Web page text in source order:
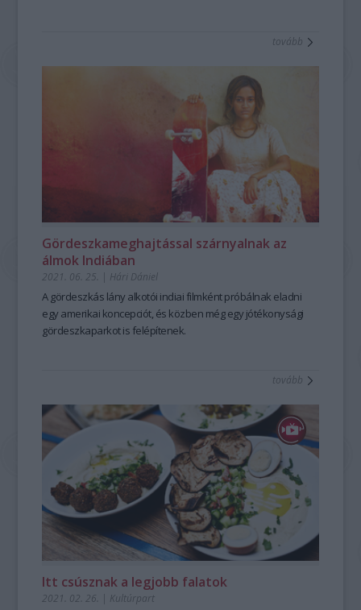
tovább
Gördeszkameghajtással szárnyalnak az
álmok Indiában
2021. 06. 25. | Hári Dániel
A gördeszkás lány alkotói indiai filmként próbálnak eladni
egy amerikai koncepciót, és közben még egy jótékonysági
gördeszkaparkot is felépítenek.
tovább
Itt csúsznak a legjobb falatok
2021. 02. 26. | Kultúrpart